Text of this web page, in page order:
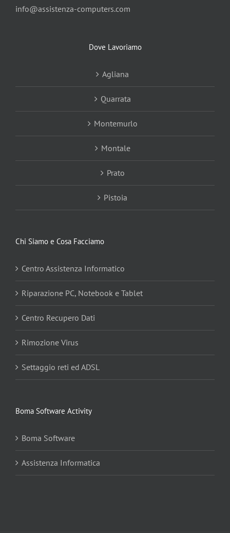
info@assistenza-computers.com
Dove Lavoriamo
Agliana
Quarrata
Montemurlo
Montale
Prato
Pistoia
Chi Siamo e Cosa Facciamo
Centro Assistenza Informatico
Riparazione PC, Notebook e Tablet
Centro Recupero Dati
Rimozione Virus
Settaggio reti ed ADSL
Boma Software Activity
Boma Software
Assistenza Informatica